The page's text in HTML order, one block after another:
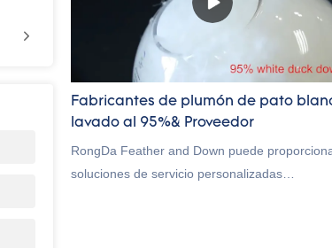
Fabricantes de plumón de pato
lavado al 95%& Proveedor
RongDa Feather and Down puede
soluciones de servicio personalizadas